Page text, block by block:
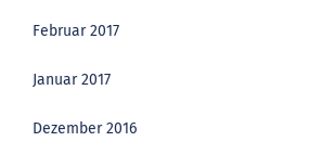
Februar 2017
Januar 2017
Dezember 2016